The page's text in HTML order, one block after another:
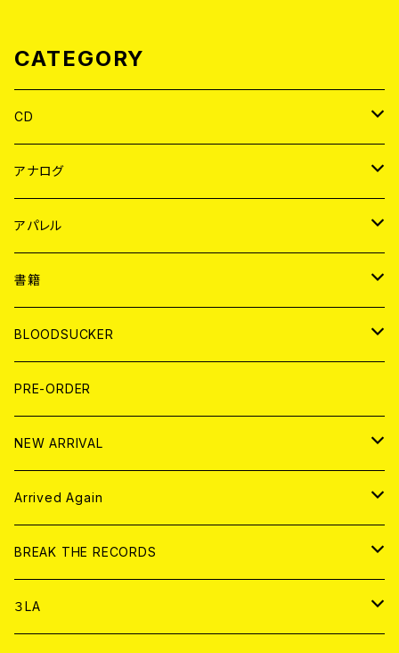
CATEGORY
CD
JAPAN
WORLD
アナログ
JAPAN
７EP
LP
WORLD
7EP
LP
アパレル
JAPAN
T-shirt
HOOD
WORLD
T-shirt
HOOD
書籍
MAGAZINE
BOLLOCKS
EL ZINE
写真集 (PHOTOBOOK)
BLOODSUCKER
CD
アナログ
アパレル
書籍
DIGITAL CONTENTS
PRE-ORDER
NEW ARRIVAL
CD
アナログ
Arrived Again
CD
アナログ
BREAK THE RECORDS
CD
３LA